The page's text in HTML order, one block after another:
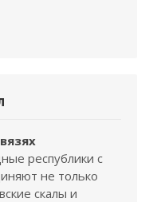
республики с
не только
скалы и